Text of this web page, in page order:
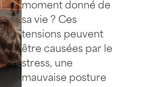
moment donné de
sa vie ? Ces
tensions peuvent
être causées par le
stress, une
mauvaise posture